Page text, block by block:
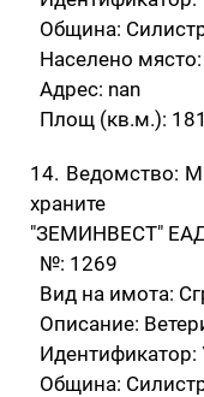
Община:
Населено
Адрес: nan
Площ (кв.м.): 181
14. Ведомство:
храните
"ЗЕМИНВЕСТ"
№: 1269
Вид на имота:
Описание:
Идентификатор:
Община: